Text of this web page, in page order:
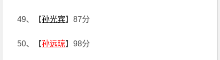
49、【孙光宾】87分
50、【孙远琼】98分